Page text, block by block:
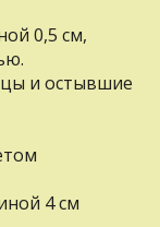
0,5 см,
и остывшие
4 см